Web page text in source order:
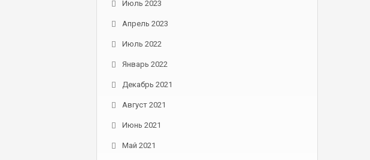
Июль 2023
Апрель 2023
Июль 2022
Январь 2022
Декабрь 2021
Август 2021
Июнь 2021
Май 2021